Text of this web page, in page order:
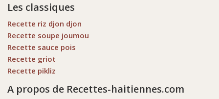
Les classiques
Recette riz djon djon
Recette soupe joumou
Recette sauce pois
Recette griot
Recette pikliz
A propos de Recettes-haitiennes.com